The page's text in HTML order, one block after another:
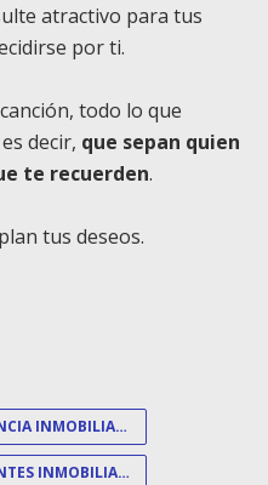
atractivo para tus
por ti.
todo lo que
decir, que sepan quien
te recuerden.
tus deseos.
AGENCIA INMOBILIARIA
AGENTES INMOBILIARIOS